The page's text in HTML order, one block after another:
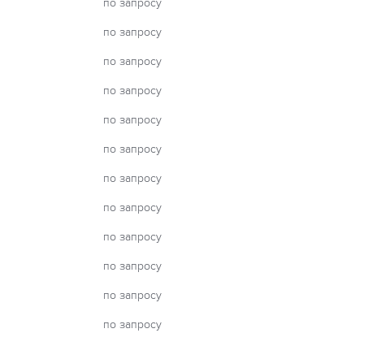
по запросу
по запросу
по запросу
по запросу
по запросу
по запросу
по запросу
по запросу
по запросу
по запросу
по запросу
по запросу